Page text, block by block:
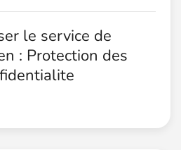
le service de
: Protection des